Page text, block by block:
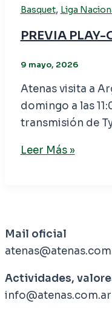
Basquet, Liga
PREVIA
9 mayo, 2026
Atenas visita a
domingo a las
transmisión de
Leer Más »
Mail oficial
Actividades,
info@atenas.com.ar